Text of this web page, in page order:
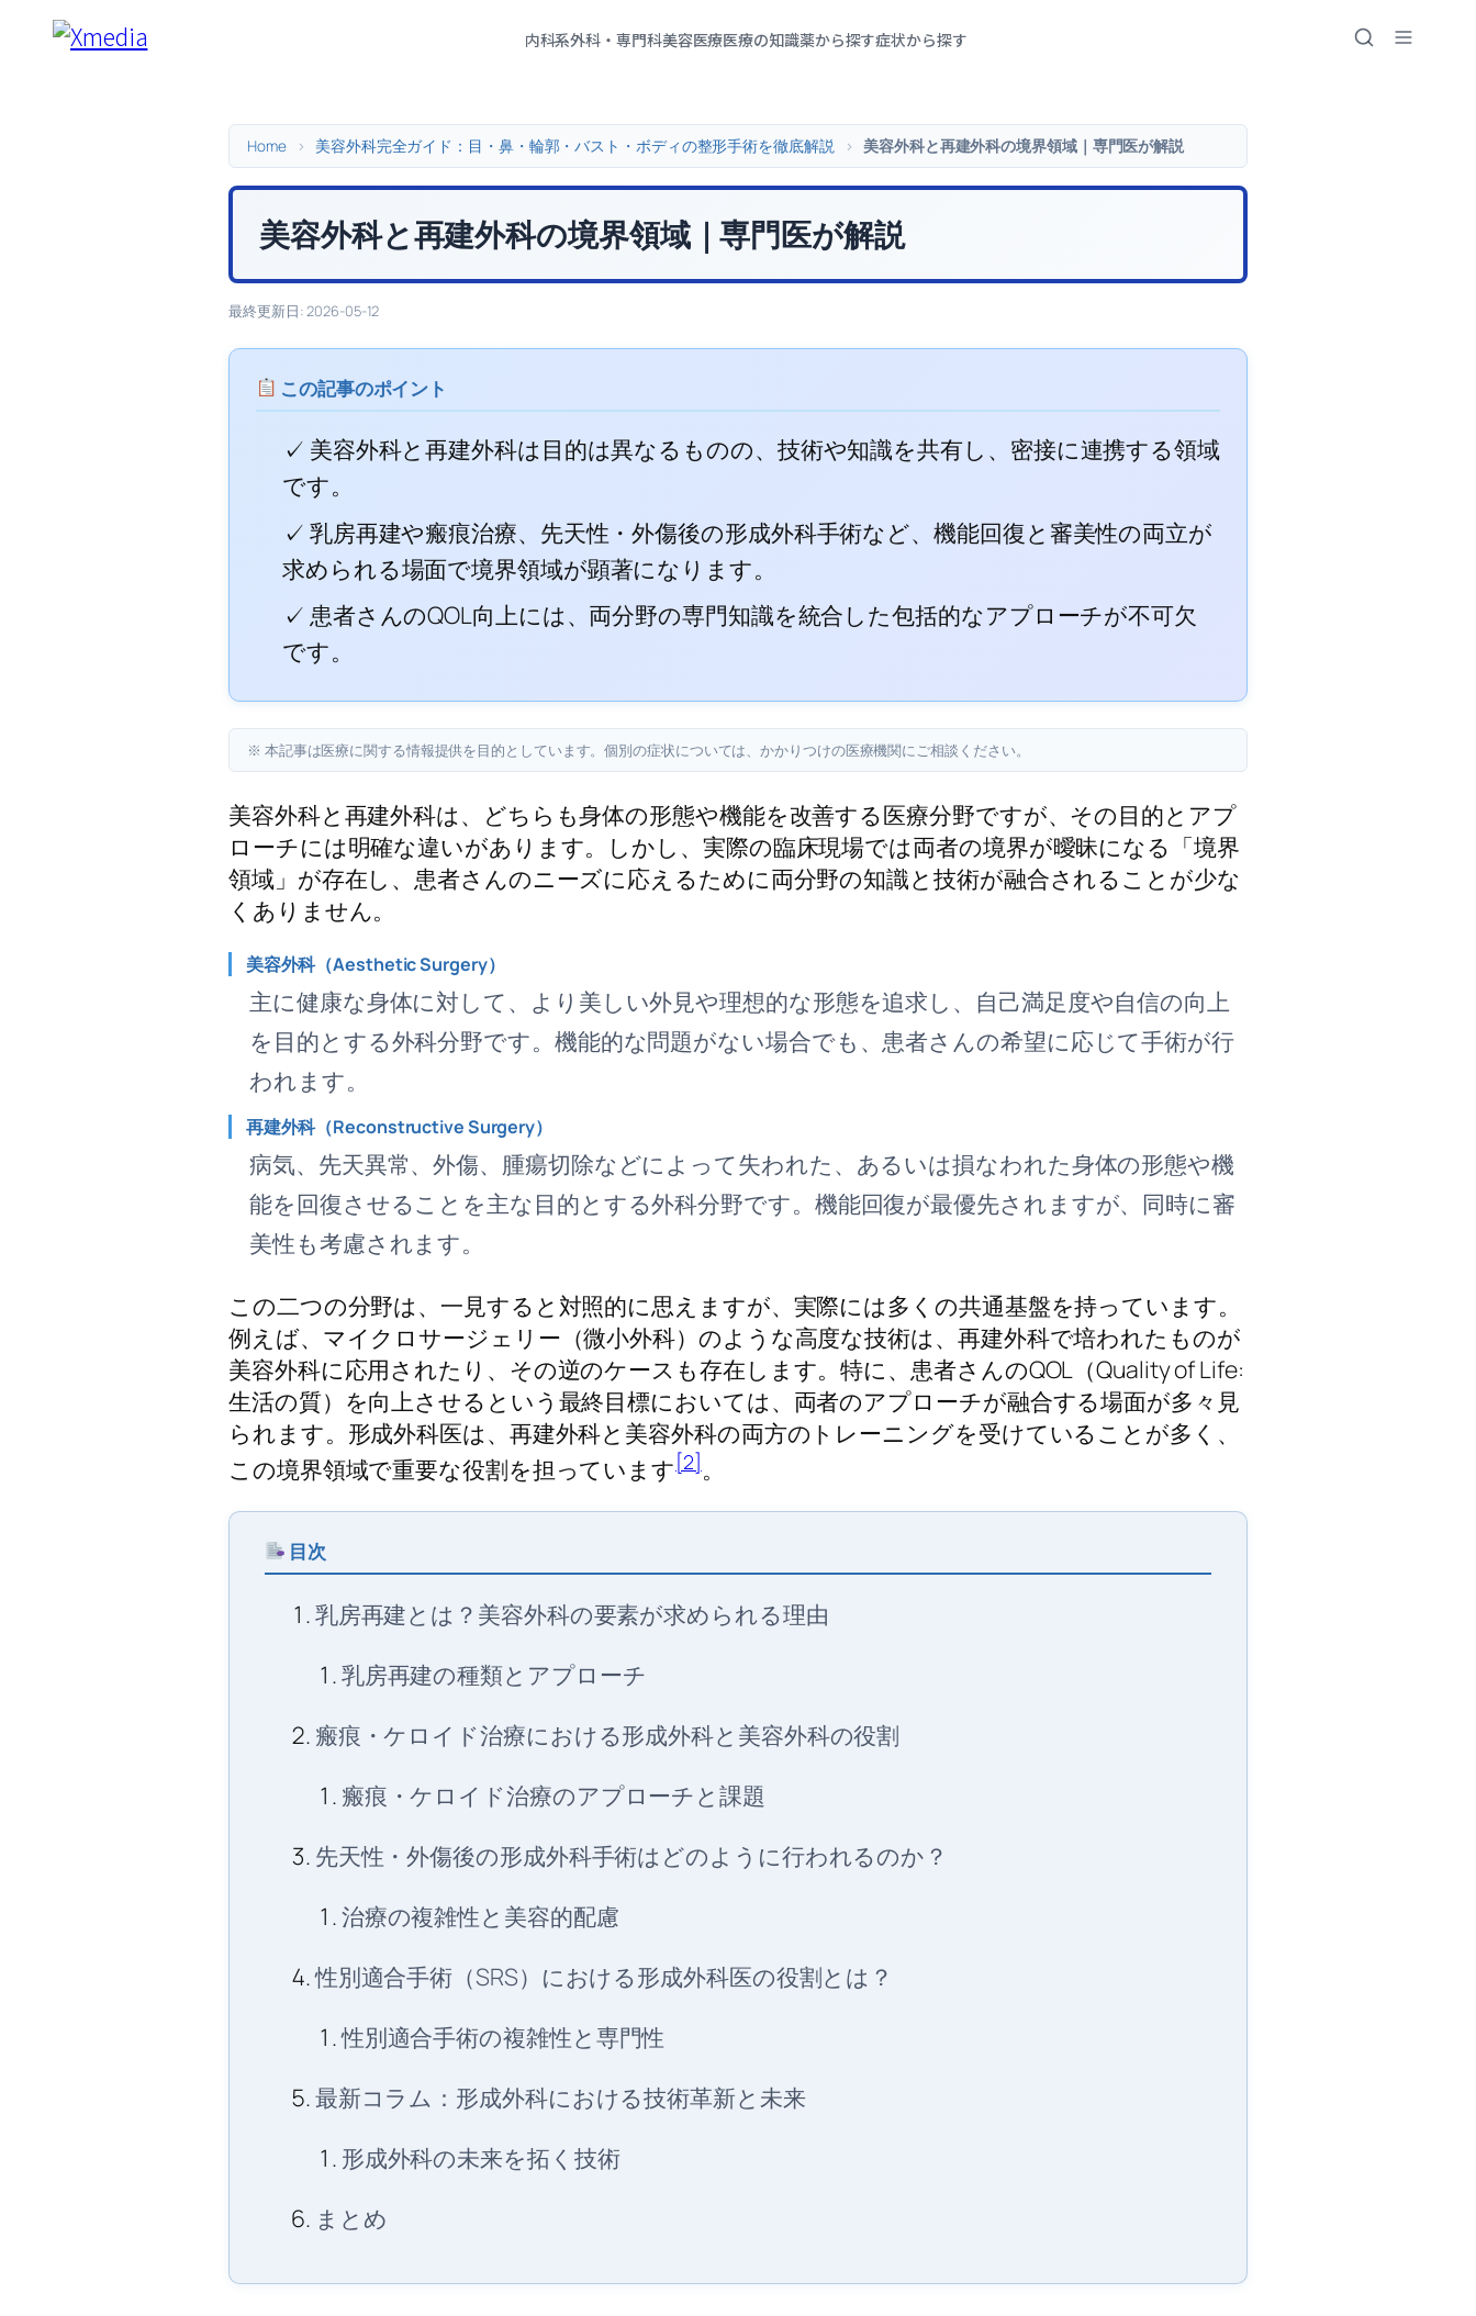
内科系外科・専門科美容医療医療の知識薬から探す症状から探す
Home > 美容外科完全ガイド：目・鼻・輪郭・バスト・ボディの整形手術を徹底解説 > 美容外科と再建外科の境界領域｜専門医が解説
美容外科と再建外科の境界領域｜専門医が解説
最終更新日: 2026-05-12
この記事のポイント
✓ 美容外科と再建外科は目的は異なるものの、技術や知識を共有し、密接に連携する領域
です。
✓ 乳房再建や瘢痕治療、先天性・外傷後の形成外科手術など、機能回復と審美性の両立が
求められる場面で境界領域が顕著になります。
✓ 患者さんのQOL向上には、両分野の専門知識を統合した包括的なアプローチが不可欠
です。
※ 本記事は医療に関する情報提供を目的としています。個別の症状については、かかりつけの医療機関にご相談ください。
美容外科と再建外科は、どちらも身体の形態や機能を改善する医療分野ですが、その目的とアプ
ローチには明確な違いがあります。しかし、実際の臨床現場では両者の境界が曖昧になる「境界
領域」が存在し、患者さんのニーズに応えるために両分野の知識と技術が融合されることが少な
くありません。
美容外科（Aesthetic Surgery）
主に健康な身体に対して、より美しい外見や理想的な形態を追求し、自己満足度や自信の向上
を目的とする外科分野です。機能的な問題がない場合でも、患者さんの希望に応じて手術が行
われます。
再建外科（Reconstructive Surgery）
病気、先天異常、外傷、腫瘍切除などによって失われた、あるいは損なわれた身体の形態や機
能を回復させることを主な目的とする外科分野です。機能回復が最優先されますが、同時に審
美性も考慮されます。
この二つの分野は、一見すると対照的に思えますが、実際には多くの共通基盤を持っています。
例えば、マイクロサージェリー（微小外科）のような高度な技術は、再建外科で培われたものが
美容外科に応用されたり、その逆のケースも存在します。特に、患者さんのQOL（Quality of Life:
生活の質）を向上させるという最終目標においては、両者のアプローチが融合する場面が多々見
られます。形成外科医は、再建外科と美容外科の両方のトレーニングを受けていることが多く、
この境界領域で重要な役割を担っています[2]。
目次
乳房再建とは？美容外科の要素が求められる理由
乳房再建の種類とアプローチ
瘢痕・ケロイド治療における形成外科と美容外科の役割
瘢痕・ケロイド治療のアプローチと課題
先天性・外傷後の形成外科手術はどのように行われるのか？
治療の複雑性と美容的配慮
性別適合手術（SRS）における形成外科医の役割とは？
性別適合手術の複雑性と専門性
最新コラム：形成外科における技術革新と未来
形成外科の未来を拓く技術
まとめ